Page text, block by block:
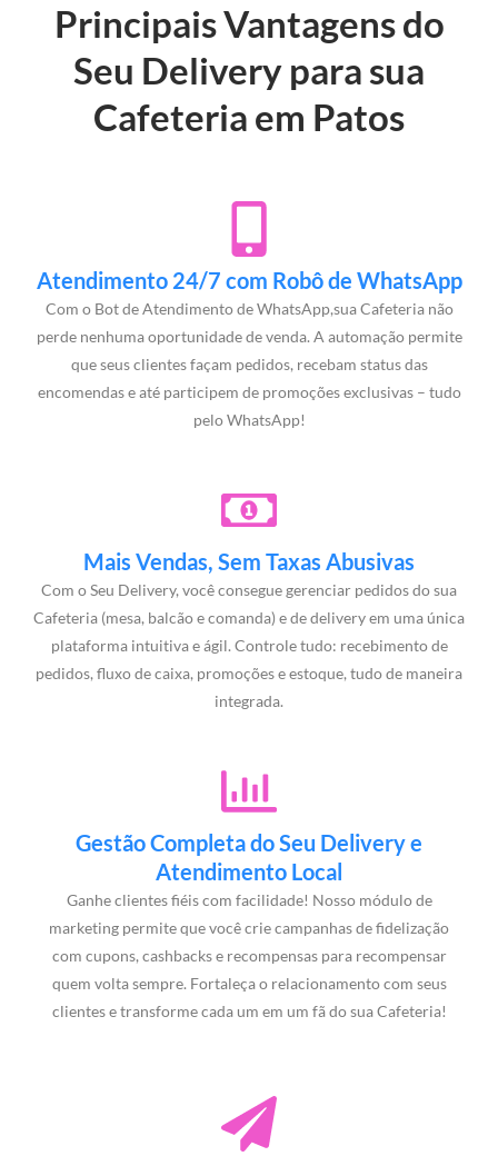
Principais Vantagens do
Seu Delivery para sua
Cafeteria em Patos
Atendimento 24/7 com Robô de WhatsApp
Com o Bot de Atendimento de WhatsApp,sua Cafeteria não
perde nenhuma oportunidade de venda. A automação permite
que seus clientes façam pedidos, recebam status das
encomendas e até participem de promoções exclusivas – tudo
pelo WhatsApp!
Mais Vendas, Sem Taxas Abusivas
Com o Seu Delivery, você consegue gerenciar pedidos do sua
Cafeteria (mesa, balcão e comanda) e de delivery em uma única
plataforma intuitiva e ágil. Controle tudo: recebimento de
pedidos, fluxo de caixa, promoções e estoque, tudo de maneira
integrada.
Gestão Completa do Seu Delivery e
Atendimento Local
Ganhe clientes fiéis com facilidade! Nosso módulo de
marketing permite que você crie campanhas de fidelização
com cupons, cashbacks e recompensas para recompensar
quem volta sempre. Fortaleça o relacionamento com seus
clientes e transforme cada um em um fã do sua Cafeteria!